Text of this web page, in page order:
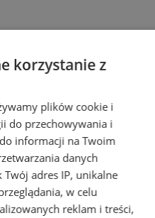
korzystanie z
plików cookie i
do przechowywania i
informacji na Twoim
danych
adres IP, unikalne
w celu
reklam i treści,